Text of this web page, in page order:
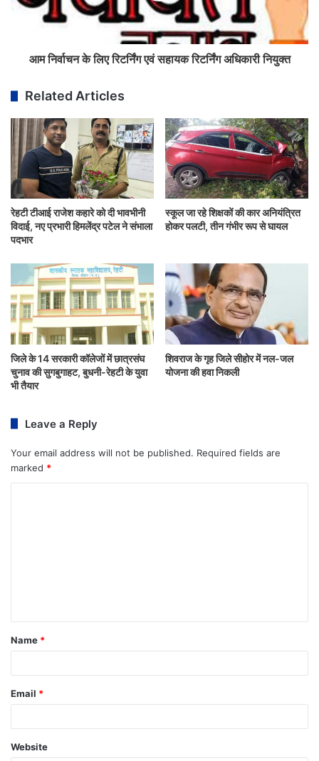
आम निर्वाचन के लिए रिटर्निंग एवं सहायक रिटर्निंग अधिकारी नियुक्त
Related Articles
रेहटी टीआई राजेश कहारे को दी भावभीनी
विदाई, नए प्रभारी हिमलेंद्र पटेल ने संभाला
पदभार
स्कूल जा रहे शिक्षकों की कार अनियंत्रित
होकर पलटी, तीन गंभीर रूप से घायल
जिले के 14 सरकारी कॉलेजों में छात्रसंघ
चुनाव की सुगबुगाहट, बुधनी-रेहटी के युवा
भी तैयार
शिवराज के गृह जिले सीहोर में नल-जल
योजना की हवा निकली
Leave a Reply
Your email address will not be published. Required fields are
marked *
Name *
Email *
Website